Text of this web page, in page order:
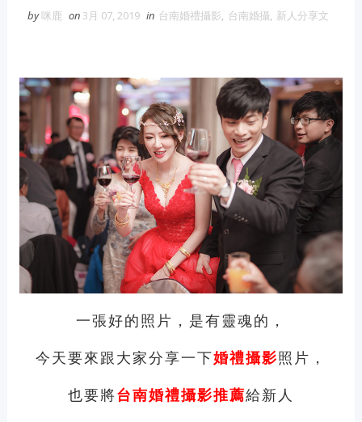
by咪鹿 on 3月 07, 2019 in 台南婚禮攝影, 台南婚攝, 新人分享文
一張好的照片， 是有靈魂的，
今天要來跟大家分享一下婚禮攝影照片，
也要將台南婚禮攝影推薦給新人